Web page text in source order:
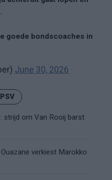
goede bondscoaches in
June 30, 2026
PSV
strijd om Van Rooij barst
verkiest Marokko